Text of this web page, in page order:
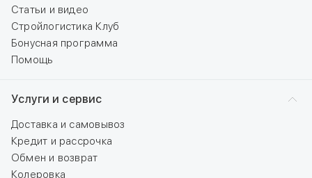
Статьи и видео
Стройлогистика Клуб
Бонусная программа
Помощь
Услуги и сервис
Доставка и самовывоз
Кредит и рассрочка
Обмен и возврат
Колеровка